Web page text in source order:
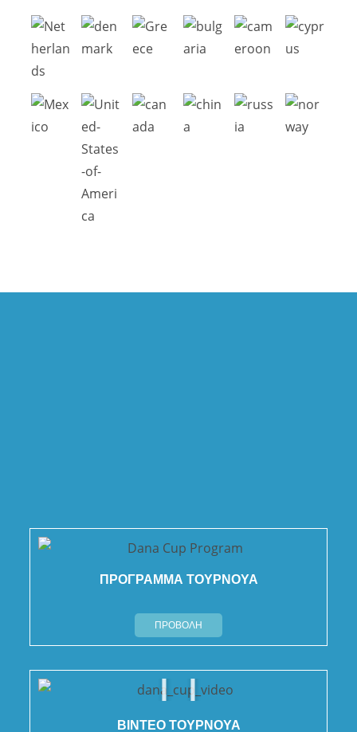
ΠΡΟΓΡΑΜΜΑ ΤΟΥΡΝΟΥΑ
ΠΡΟΒΟΛΗ
ΒΙΝΤΕΟ ΤΟΥΡΝΟΥΑ